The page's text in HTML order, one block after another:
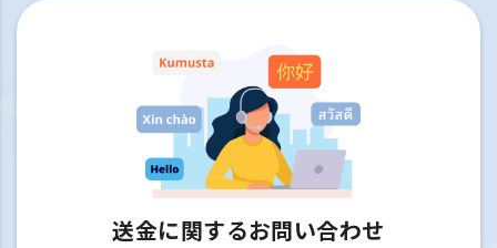
送金に関するお問い合わせ